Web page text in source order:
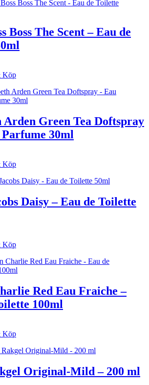
Boss The Scent – Eau de
Köp
Arden Green Tea Doftspray
Parfume 30ml
Köp
Daisy – Eau de Toilette
Köp
Red Eau Fraiche –
100ml
Köp
Original-Mild – 200 ml